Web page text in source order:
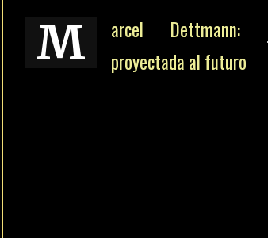
M arcel Dettmann:
proyectada al futuro